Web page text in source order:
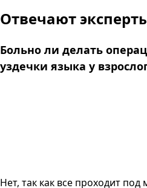
Отвечают
Больно ли делать
уздечки языка у
Нет, так как все проходит